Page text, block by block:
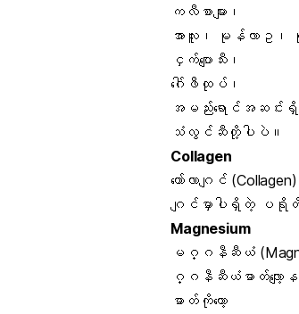
ကလီစာများ၊
အာလူး၊ မုန်လာဥ၊
ငှက်ပျောသီး၊
ဂေါ်ဖီထုပ်၊
အမည်းရောင်အဆင်းရှိသ
သံလွင်ဆီတို့ပါပဲ။
Collagen
ကော်လာဂျင်
ဂျင်မှာပါရှိတဲ့ ပရိုတိ
Magnesium
မဂ္ဂနီဆီယံ
ဂ္ဂနီဆီယံဓာတ်လျေ
ဓာတ်ကိုတော့